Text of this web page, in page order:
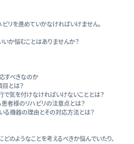
リを進めていかなければいけません。
か悩むことはありませんか？
すべきなのか
とは？
気を付けなければいけないこととは？
者様のリハビリの注意点とは？
る機器の理由とその対応方法とは？
のようなことを考えるべきか悩んでいたり、